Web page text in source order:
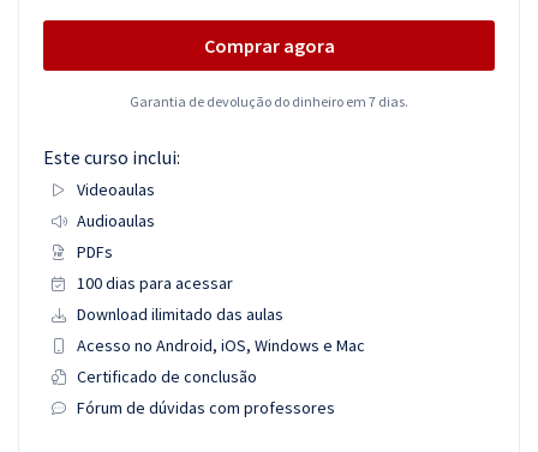
Comprar agora
Garantia de devolução do dinheiro em 7 dias.
Este curso inclui:
Videoaulas
Audioaulas
PDFs
100 dias para acessar
Download ilimitado das aulas
Acesso no Android, iOS, Windows e Mac
Certificado de conclusão
Fórum de dúvidas com professores